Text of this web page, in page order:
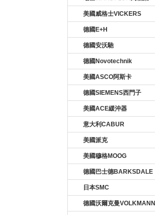
美國威格士VICKERS
德國E+H
德國安沃馳
德國Novotechnik
美國ASCO阿斯卡
德國SIEMENS西門子
美國ACE緩沖器
意大利CABUR
美國派克
美國穆格MOOG
德國巴士德BARKSDALE
日本SMC
德國沃爾克曼VOLKMANN